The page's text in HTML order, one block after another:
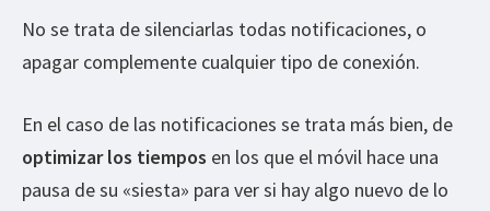
No se trata de silenciarlas todas notificaciones, o
apagar complemente cualquier tipo de conexión.
En el caso de las notificaciones se trata más bien, de
optimizar los tiempos en los que el móvil hace una
pausa de su «siesta» para ver si hay algo nuevo de lo